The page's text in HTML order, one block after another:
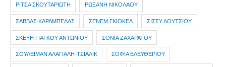
ΡΙΤΣΑ ΣΚΟΥΤΑΡΙΩΤΗ ΡΩΞΑΝΗ ΝΙΚΟΛΑΟΥ
ΣΑΒΒΑΣ ΚΑΡΑΜΠΕΛΑΣ ΣΕΝΕΜ ΓΚΙΟΚΕΛ ΣΙΣΣΥ ΔΟΥΤΣΙΟΥ
ΣΚΕΥΗ ΓΙΑΓΚΟΥ ΑΝΤΩΝΙΟΥ ΣΟΝΙΑ ΖΑΧΑΡΑΤΟΥ
ΣΟΥΛΕΪΜΑΝ ΑΛΑΓΙΑΛΗ-ΤΣΙΑΛΙΚ ΣΟΦΙΑ ΕΛΕΥΘΕΡΙΟΥ